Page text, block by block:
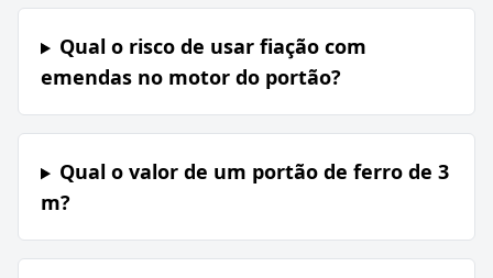
Qual o risco de usar fiação com
emendas no motor do portão?
Qual o valor de um portão de ferro de 3
m?